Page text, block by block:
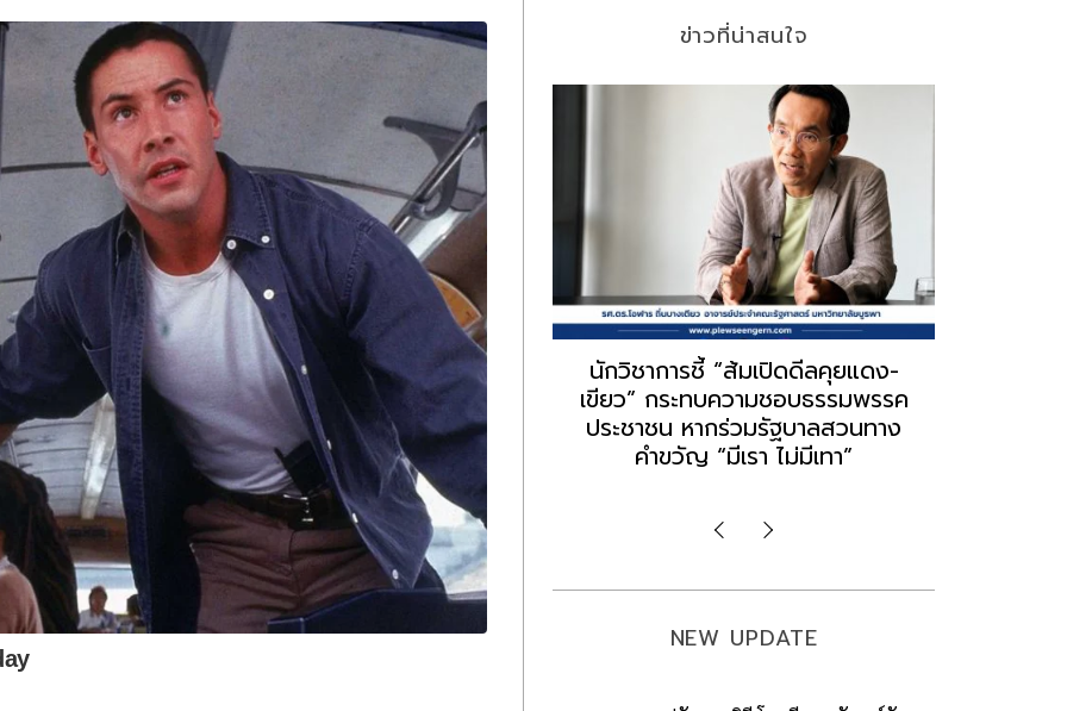
ข่าวที่น่าสนใจ
ก สว. เปิดช่อง
ฮั้วต้องมีหลัก
ต กำหนดผล ชี้
ระแส แต่ไร้
ฎหมาย
นักวิชาการชี้ “ส้มเปิดดีลคุยแดง-
เขียว” กระทบความชอบธรรมพรรค
ประชาชน หากร่วมรัฐบาลสวนทาง
คำขวัญ “มีเรา ไม่มีเทา”
“ธนพร” ชี้หากพรรคประชาชนจับมือ
“แดง-เขียว” เท่ากับทำลายตัวเอง
ผิดคำพูด ทลายศรัทธาฐานเสียง
มองข่าวตั้งรัฐบาลใหม่เป็นเพียง
NEW UPDATE